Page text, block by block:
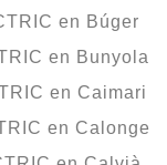
en Búger
en Bunyola
en Caimari
en Calonge